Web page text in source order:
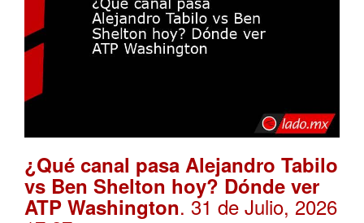
¿Qué canal pasa Alejandro Tabilo
vs Ben Shelton hoy? Dónde ver
ATP Washington. 31 de Julio, 2026